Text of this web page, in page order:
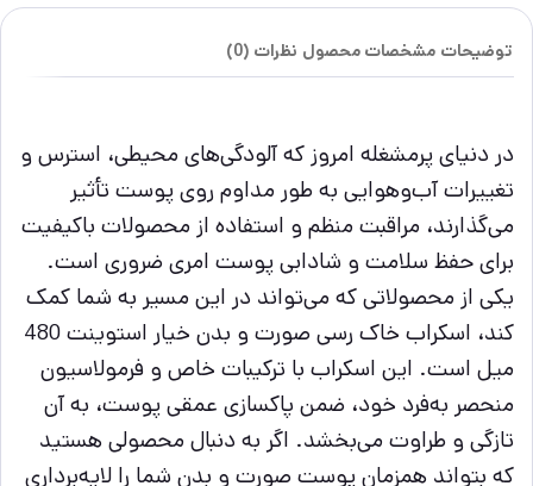
توضیحات مشخصات محصول نظرات (0)
در دنیای پرمشغله امروز که آلودگی‌های محیطی، استرس و
تغییرات آب‌وهوایی به طور مداوم روی پوست تأثیر
می‌گذارند، مراقبت منظم و استفاده از محصولات باکیفیت
برای حفظ سلامت و شادابی پوست امری ضروری است.
یکی از محصولاتی که می‌تواند در این مسیر به شما کمک
کند، اسکراب خاک رسی صورت و بدن خیار استوینت 480
ميل است. این اسکراب با ترکیبات خاص و فرمولاسیون
منحصر به‌فرد خود، ضمن پاکسازی عمقی پوست، به آن
تازگی و طراوت می‌بخشد. اگر به دنبال محصولی هستید
که بتواند همزمان پوست صورت و بدن شما را لایه‌برداری